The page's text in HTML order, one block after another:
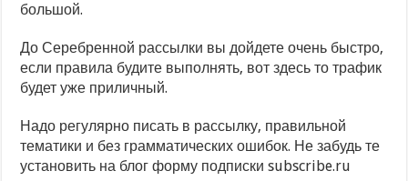
большой.
До Серебренной рассылки вы дойдете очень быстро,
если правила будите выполнять, вот здесь то трафик
будет уже приличный.
Надо регулярно писать в рассылку, правильной
тематики и без грамматических ошибок. Не забудь те
установить на блог форму подписки subscribe.ru